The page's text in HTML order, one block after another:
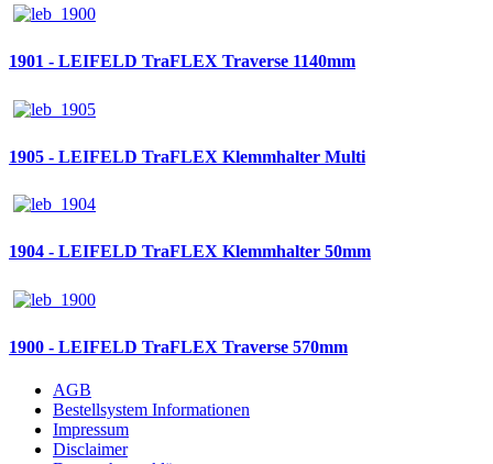
1901 - LEIFELD TraFLEX Traverse 1140mm
1905 - LEIFELD TraFLEX Klemmhalter Multi
1904 - LEIFELD TraFLEX Klemmhalter 50mm
1900 - LEIFELD TraFLEX Traverse 570mm
AGB
Bestellsystem Informationen
Impressum
Disclaimer